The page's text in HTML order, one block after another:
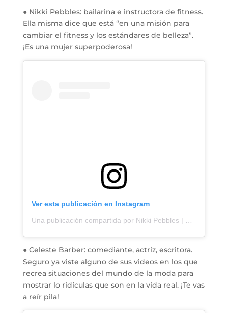
● Nikki Pebbles: bailarina e instructora de fitness.
Ella misma dice que está “en una misión para
cambiar el fitness y los estándares de belleza”.
¡Es una mujer superpoderosa!
Ver esta publicación en Instagram
Una publicación compartida por Nikki Pebbles | PebbleREBEL ? (@nikkipebbles)
● Celeste Barber: comediante, actriz, escritora.
Seguro ya viste alguno de sus videos en los que
recrea situaciones del mundo de la moda para
mostrar lo ridículas que son en la vida real. ¡Te vas
a reír pila!